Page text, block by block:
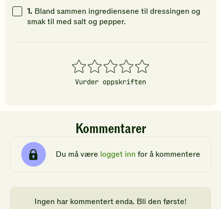
gi
din
vurdering.
din
vurdering.
din
1. Bland sammen ingrediensene til dressingen og
smak til med salt og pepper.
1
stjerner
2
stjerner
3
stjerner
4
stjerner
5
stjerner
Vurder oppskriften
Kommentarer
Du må være logget inn for å kommentere
Ingen har kommentert enda. Bli den første!